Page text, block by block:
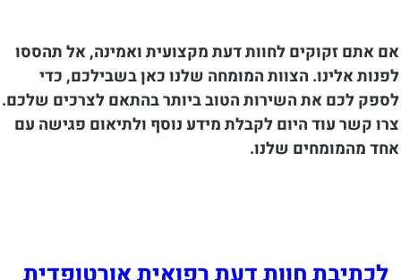
אם אתם זקוקים לחוות דעת מקצועית ואמינה, אל תהססו
לפנות אלינו. הצוות המומחה שלנו כאן בשבילכם, כדי
לספק לכם את השירות הטוב ביותר בהתאם לצרכים שלכם.
צרו קשר עוד היום לקבלת מידע נוסף ולתיאום פגישה עם
אחד מהמומחים שלנו.